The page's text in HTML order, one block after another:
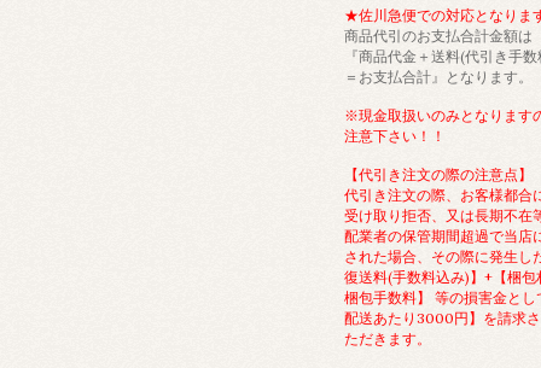
★佐川急便での対応となりま
商品代引のお支払合計金額は
『商品代金＋送料(代引き手
＝お支払合計』となります。
※現金取扱いのみとなります
注意下さい！！
【代引き注文の際の注意点】
代引き注文の際、お客様都合
受け取り拒否、又は長期不在
配業者の保管期間超過で当店
された場合、その際に発生し
復送料(手数料込み)】+【梱包
梱包手数料】 等の損害金とし
配送あたり3000円】を請求
ただきます。